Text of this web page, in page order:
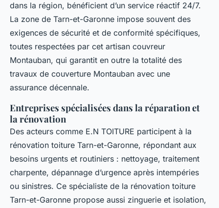
dans la région, bénéficient d’un service réactif 24/7.
La zone de Tarn-et-Garonne impose souvent des
exigences de sécurité et de conformité spécifiques,
toutes respectées par cet artisan couvreur
Montauban, qui garantit en outre la totalité des
travaux de couverture Montauban avec une
assurance décennale.
Entreprises spécialisées dans la réparation et
la rénovation
Des acteurs comme E.N TOITURE participent à la
rénovation toiture Tarn-et-Garonne, répondant aux
besoins urgents et routiniers : nettoyage, traitement
charpente, dépannage d’urgence après intempéries
ou sinistres. Ce spécialiste de la rénovation toiture
Tarn-et-Garonne propose aussi zinguerie et isolation,